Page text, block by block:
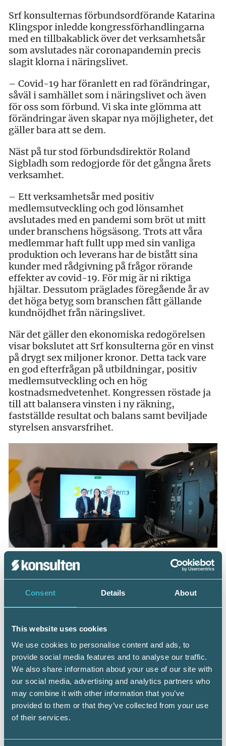
Consent Details About
This website uses cookies
We use cookies to personalise content and ads, to
provide social media features and to analyse our traffic.
We also share information about your use of our site with
our social media, advertising and analytics partners who
may combine it with other information that you’ve
provided to them or that they’ve collected from your use
of their services.
Srf konsulternas förbundsordförande Katarina
Klingspor inledde kongressförhandlingarna
med en tillbakablick över det verksamhetsår
som avslutades när coronapandemin precis
slagit klorna i näringslivet.
– Covid-19 har föranlett en rad förändringar,
såväl i samhället som i näringslivet och även
för oss som förbund. Vi ska inte glömma att
förändringar även skapar nya möjligheter, det
gäller bara att se dem.
Näst på tur stod förbundsdirektör Roland
Sigbladh som redogjorde för det gångna årets
verksamhet.
– Ett verksamhetsår med positiv
medlemsutveckling och god lönsamhet
avslutades med en pandemi som bröt ut mitt
under branschens högsäsong. Trots att våra
medlemmar haft fullt upp med sin vanliga
produktion och leverans har de bistått sina
kunder med rådgivning på frågor rörande
effekter av covid-19. För mig är ni riktiga
hjältar. Dessutom präglades föregående år av
det höga betyg som branschen fått gällande
kundnöjdhet från näringslivet.
När det gäller den ekonomiska redogörelsen
visar bokslutet att Srf konsulterna gör en vinst
på drygt sex miljoner kronor. Detta tack vare
en god efterfrågan på utbildningar, positiv
medlemsutveckling och en hög
kostnadsmedvetenhet. Kongressen röstade ja
till att balansera vinsten i ny räkning,
fastställde resultat och balans samt beviljade
styrelsen ansvarsfrihet.
Roland Sigbladh, Katarina Klingspor och
Mikael Carlson.
Vid samtliga val redogjordes för hur många
vid samtliga val, även om det vid ett flertal
Sporadiska nej-röster förekommer sällan vid
val under kongressförhandlingar som utförs
”på vanligt sätt”.
Katarina Klingspor valdes till ordförande
ytterligare ett år. Frans Blom omvaldes till vice
ordförande på två år. Därtill blev det omval på
på två år. Olle Rydqvist och Maria Nordstrand